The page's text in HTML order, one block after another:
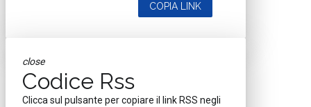
COPIA LINK
close
Codice Rss
Clicca sul pulsante per copiare il link RSS negli